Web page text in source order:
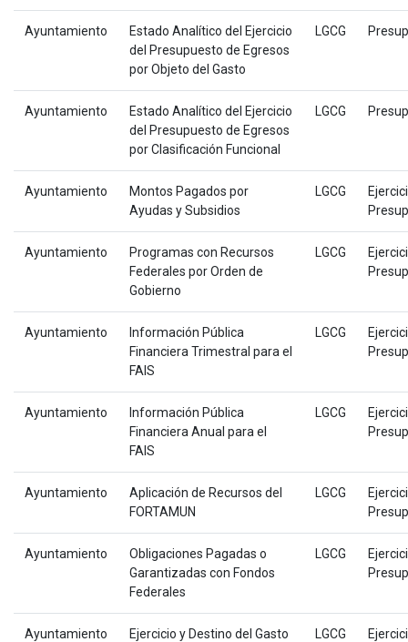
Ayuntamiento
Estado Analítico del Ejercicio
del Presupuesto de Egresos
por Objeto del Gasto
LGCG
Ayuntamiento
Estado Analítico del Ejercicio
del Presupuesto de Egresos
por Clasificación Funcional
LGCG
Ayuntamiento
Montos Pagados por
Ayudas y Subsidios
LGCG
Ayuntamiento
Programas con Recursos
Federales por Orden de
Gobierno
LGCG
Ayuntamiento
Información Pública
Financiera Trimestral para el
FAIS
LGCG
Ayuntamiento
Información Pública
Financiera Anual para el
FAIS
LGCG
Ayuntamiento
Aplicación de Recursos del
FORTAMUN
LGCG
Ayuntamiento
Obligaciones Pagadas o
Garantizadas con Fondos
Federales
LGCG
Ayuntamiento
Ejercicio y Destino del Gasto
LGCG